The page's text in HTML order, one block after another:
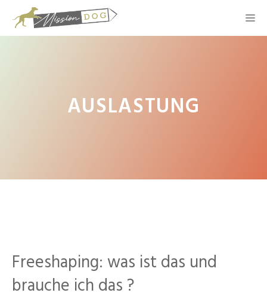
AUSLASTUNG
Freeshaping: was ist das und
brauche ich das ?